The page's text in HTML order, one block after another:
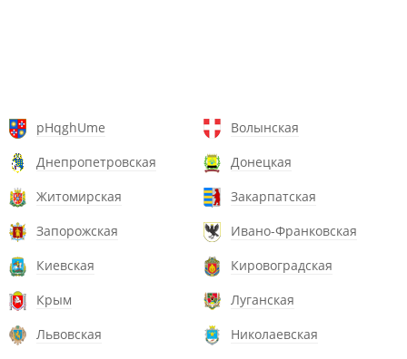
pHqghUme
Волынская
Днепропетровская
Донецкая
Житомирская
Закарпатская
Запорожская
Ивано-Франковская
Киевская
Кировоградская
Крым
Луганская
Львовская
Николаевская